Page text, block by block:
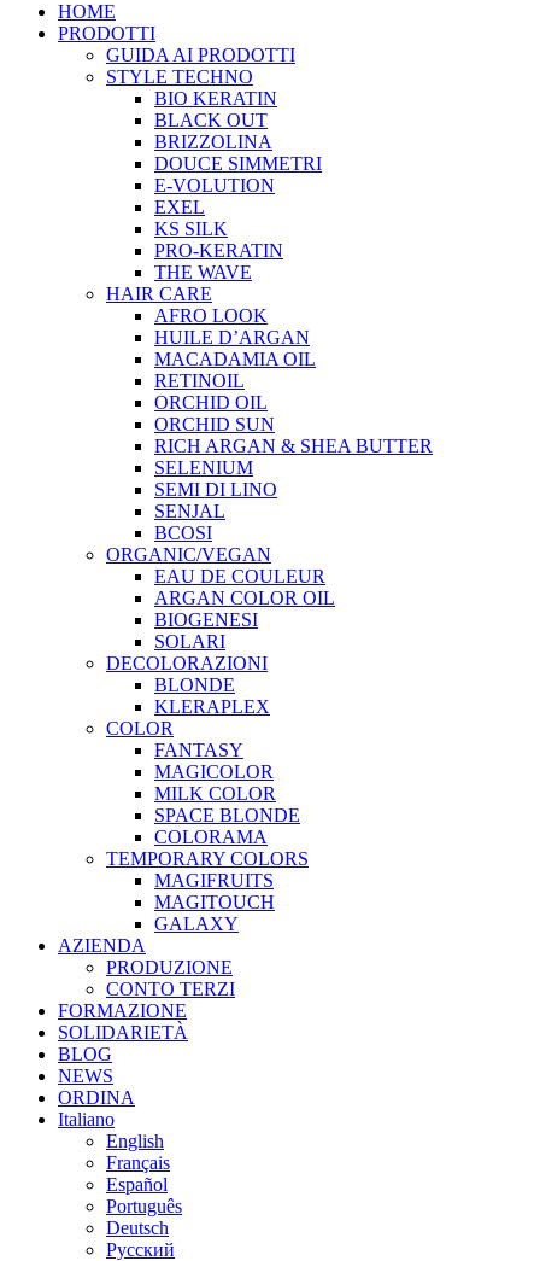
HOME
PRODOTTI
GUIDA AI PRODOTTI
STYLE TECHNO
BIO KERATIN
BLACK OUT
BRIZZOLINA
DOUCE SIMMETRI
E-VOLUTION
EXEL
KS SILK
PRO-KERATIN
THE WAVE
HAIR CARE
AFRO LOOK
HUILE D’ARGAN
MACADAMIA OIL
RETINOIL
ORCHID OIL
ORCHID SUN
RICH ARGAN & SHEA BUTTER
SELENIUM
SEMI DI LINO
SENJAL
BCOSI
ORGANIC/VEGAN
EAU DE COULEUR
ARGAN COLOR OIL
BIOGENESI
SOLARI
DECOLORAZIONI
BLONDE
KLERAPLEX
COLOR
FANTASY
MAGICOLOR
MILK COLOR
SPACE BLONDE
COLORAMA
TEMPORARY COLORS
MAGIFRUITS
MAGITOUCH
GALAXY
AZIENDA
PRODUZIONE
CONTO TERZI
FORMAZIONE
SOLIDARIETÀ
BLOG
NEWS
ORDINA
Italiano
English
Français
Español
Português
Deutsch
Русский